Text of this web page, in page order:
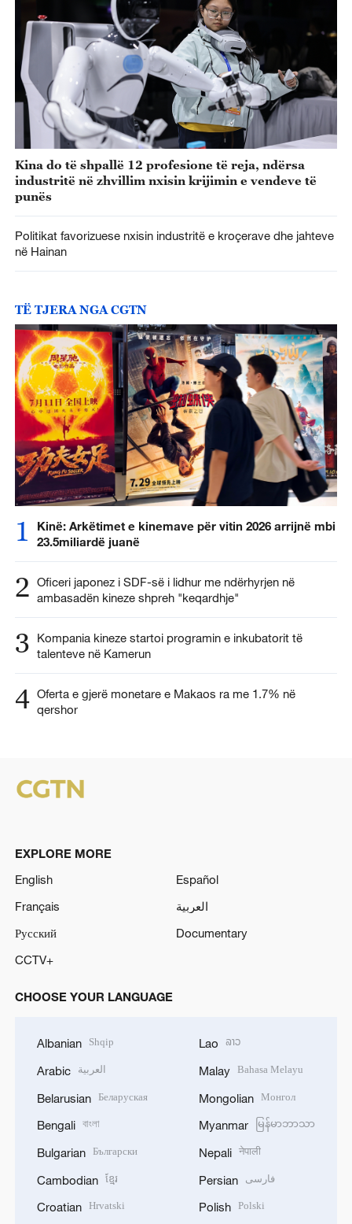
Kina do të shpallë 12 profesione të reja, ndërsa
industritë në zhvillim nxisin krijimin e vendeve të
punës
Politikat favorizuese nxisin industritë e kroçerave dhe jahteve
në Hainan
TË TJERA NGA CGTN
1
Kinë: Arkëtimet e kinemave për vitin 2026 arrijnë mbi
23.5miliardë juanë
2 Oficeri japonez i SDF-së i lidhur me ndërhyrjen në
ambasadën kineze shpreh "keqardhje"
3
Kompania kineze startoi programin e inkubatorit të
talenteve në Kamerun
4 Oferta e gjerë monetare e Makaos ra me 1.7% në
qershor
EXPLORE MORE
English
Español
Français
العربية
Русский
Documentary
CCTV+
CHOOSE YOUR LANGUAGE
Albanian Shqip
Arabic العربية
Belarusian Беларуская
Bengali বাংলা
Bulgarian Български
Cambodian ខ្មែរ
Croatian Hrvatski
Lao ລາວ
Malay Bahasa Melayu
Mongolian Монгол
Myanmar မြန်မာဘာသာ
Nepali नेपाली
Persian فارسی
Polish Polski